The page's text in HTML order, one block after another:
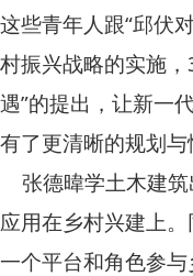
这些青年人跟“邱伏
村振兴战略的实施
遇”的提出，让新一
有了更清晰的规划与
张德暐学土木建筑
应用在乡村兴建上
一个平台和角色参与